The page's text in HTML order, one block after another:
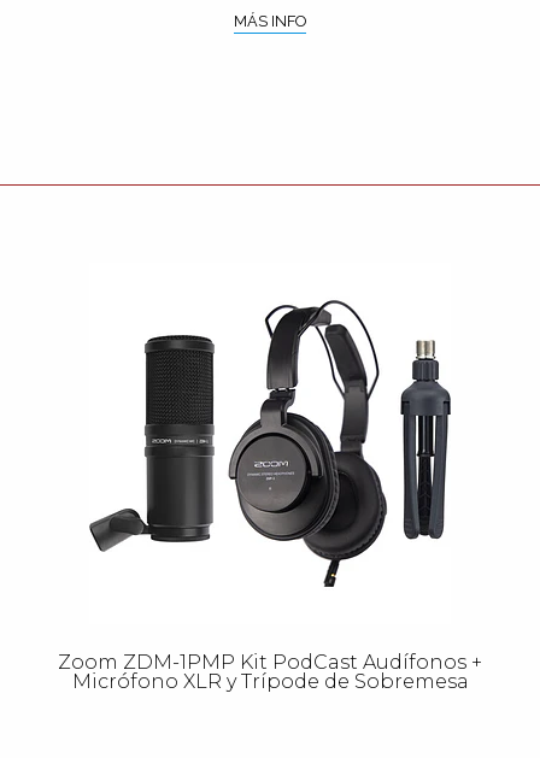
MÁS INFO
Zoom ZDM-1PMP Kit PodCast Audífonos +
Micrófono XLR y Trípode de Sobremesa